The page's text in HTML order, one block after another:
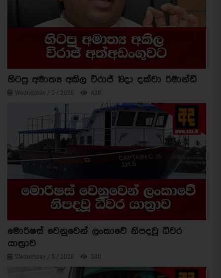
හිටපු අමාත්‍ය අකිල විරාජ් 18දා දක්වා රිමාන්ඩ්
Wednesday / 5 / 2026 480
මොරිෂස් වෙනුවෙන් ලංකාවේ නිපදවූ ධීවර
යාත්‍රාව
Wednesday / 5 / 2026 380